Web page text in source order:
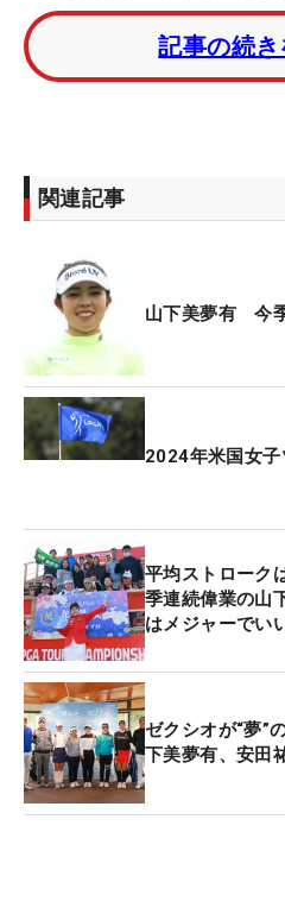
の出場資格を有していたが
ン」、「アンムディ・エビ
試合に出場し、最高位は
来季メジャー初戦は、今季
ス州）の予定だが、「出ら
は“フル”で参戦する意欲を
逆算したスケジュールを組
に迫るひとつ目の舞台に向
のでやることはたくさん。
し、タイトル防衛を叶えた
も激しく動き回ることにな
そのなかで明かしたのが、
場を造りたい」という大計
はせずにスポット参戦での
いるからこそ、日頃の積み
実感している。「急に（現
も練習できる期間がない。
状況を練習しておかないと
練習をしたい。環境が大事
らいきなり成績を出すのは
意気込みとともにその狙い
記事の続
関連記事
山下美夢有 今
2024年米国女
平均ストロー
季連続偉業の山
はメジャーでい
ゼクシオが“夢”
下美夢有、安田